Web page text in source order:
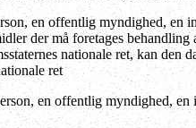
en offentlig myndighed, en
der må foretages
nationale ret, kan den
ret
en offentlig myndighed,